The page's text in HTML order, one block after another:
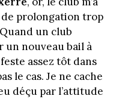
prolongation trop
un club
un nouveau bail à
assez tôt dans
le cas. Je ne cache
déçu par l’attitude